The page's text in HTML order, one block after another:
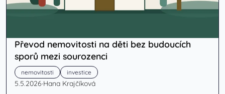
Převod nemovitosti na děti bez budoucích
sporů mezi sourozenci
nemovitosti investice
5.5.2026·Hana Krajčíková